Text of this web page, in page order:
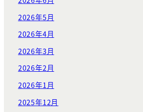
2026年5月
2026年4月
2026年3月
2026年2月
2026年1月
2025年12月